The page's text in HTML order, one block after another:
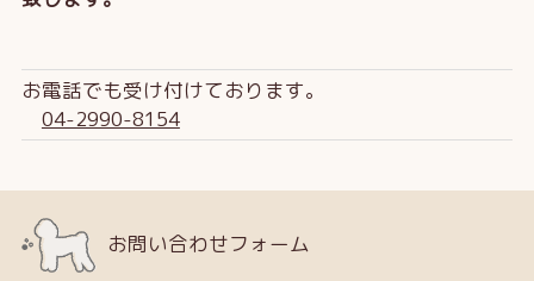
お電話でも受け付けております。
04-2990-8154
お問い合わせフォーム